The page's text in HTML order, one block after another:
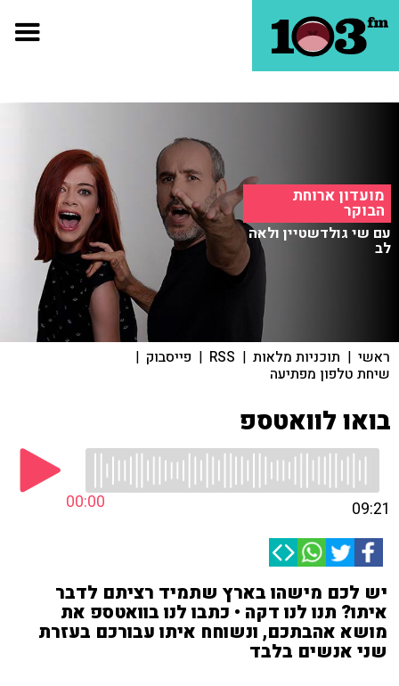
מועדון ארוחת
הבוקר
עם שי גולדשטיין ולאה
לב
ראשי | תוכניות מלאות |
RSS
| פייסבוק |
שיחת טלפון מפתיעה
בואו לוואטספ
00:00 09:21
יש לכם מישהו בארץ שתמיד רציתם לדבר
איתו? תנו לנו דקה • כתבו לנו בוואטספ את
מושא אהבתכם, ונשוחח איתו עבורכם בעזרת
שני אנשים בלבד